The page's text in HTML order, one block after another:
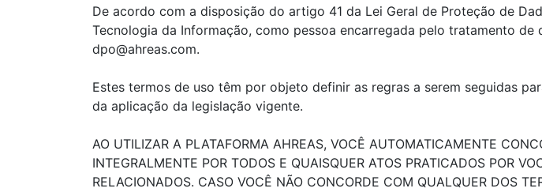
De acordo com a disposição do artigo 41 da Lei Geral de Proteção de
Tecnologia da Informação, como pessoa encarregada pelo tratamento
dpo@ahreas.com.
Estes termos de uso têm por objeto definir as regras a serem seguidas
da aplicação da legislação vigente.
AO UTILIZAR A PLATAFORMA AHREAS, VOCÊ AUTOMATICAMENTE
INTEGRALMENTE POR TODOS E QUAISQUER ATOS PRATICADOS POR
RELACIONADOS. CASO VOCÊ NÃO CONCORDE COM QUALQUER DOS